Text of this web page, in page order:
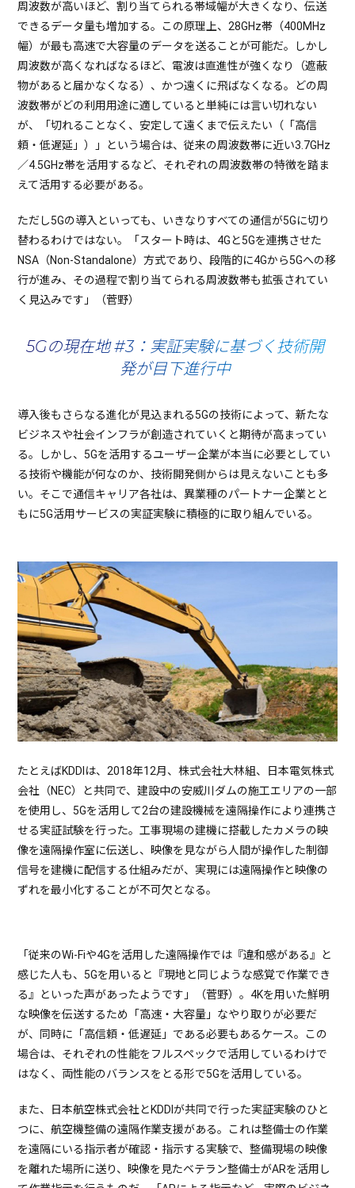
周波数が高いほど、割り当てられる帯域幅が大きくなり、伝送
できるデータ量も増加する。この原理上、28GHz帯（400MHz
幅）が最も高速で大容量のデータを送ることが可能だ。しかし
周波数が高くなればなるほど、電波は直進性が強くなり（遮蔽
物があると届かなくなる）、かつ遠くに飛ばなくなる。どの周
波数帯がどの利用用途に適していると単純には言い切れない
が、「切れることなく、安定して遠くまで伝えたい（「高信
頼・低遅延」）」という場合は、従来の周波数帯に近い3.7GHz
／4.5GHz帯を活用するなど、それぞれの周波数帯の特徴を踏ま
えて活用する必要がある。
ただし5Gの導入といっても、いきなりすべての通信が5Gに切り
替わるわけではない。「スタート時は、4Gと5Gを連携させた
NSA（Non-Standalone）方式であり、段階的に4Gから5Gへの移
行が進み、その過程で割り当てられる周波数帯も拡張されてい
く見込みです」（菅野）
5Gの現在地 #3：実証実験に基づく技術開
発が目下進行中
導入後もさらなる進化が見込まれる5Gの技術によって、新たな
ビジネスや社会インフラが創造されていくと期待が高まってい
る。しかし、5Gを活用するユーザー企業が本当に必要としてい
る技術や機能が何なのか、技術開発側からは見えないことも多
い。そこで通信キャリア各社は、異業種のパートナー企業とと
もに5G活用サービスの実証実験に積極的に取り組んでいる。
たとえばKDDIは、2018年12月、株式会社大林組、日本電気株式
会社（NEC）と共同で、建設中の安威川ダムの施工エリアの一部
を使用し、5Gを活用して2台の建設機械を遠隔操作により連携さ
せる実証試験を行った。工事現場の建機に搭載したカメラの映
像を遠隔操作室に伝送し、映像を見ながら人間が操作した制御
信号を建機に配信する仕組みだが、実現には遠隔操作と映像の
ずれを最小化することが不可欠となる。
「従来のWi-Fiや4Gを活用した遠隔操作では『違和感がある』と
感じた人も、5Gを用いると『現地と同じような感覚で作業でき
る』といった声があったようです」（菅野）。4Kを用いた鮮明
な映像を伝送するため「高速・大容量」なやり取りが必要だ
が、同時に「高信頼・低遅延」である必要もあるケース。この
場合は、それぞれの性能をフルスペックで活用しているわけで
はなく、両性能のバランスをとる形で5Gを活用している。
また、日本航空株式会社とKDDIが共同で行った実証実験のひと
つに、航空機整備の遠隔作業支援がある。これは整備士の作業
を遠隔にいる指示者が確認・指示する実験で、整備現場の映像
を離れた場所に送り、映像を見たベテラン整備士がARを活用し